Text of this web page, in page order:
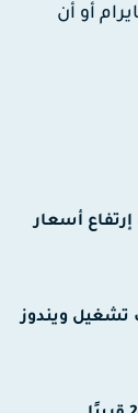
أو أن
أسعار
ويندوز